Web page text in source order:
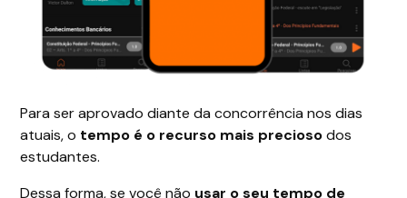
Para ser aprovado diante da concorrência nos dias
atuais, o tempo é o recurso mais preciosodos
estudantes.
Dessa forma, se você não usar o seu tempo de